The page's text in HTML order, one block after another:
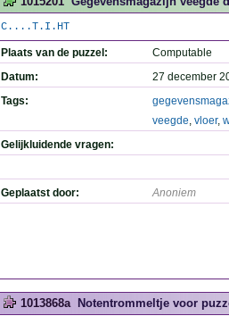
C....T.I.HT
Plaats van de puzzel:
Computable
Datum:
27 december
Tags:
veegde, vloer,
Gelijkluidende vragen:
Geplaatst door: Anoniem
1013868a Notentrommeltje voor